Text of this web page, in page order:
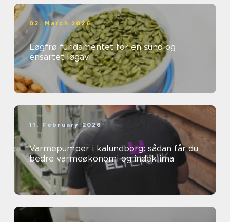
02. March 2026
Løgfrø fundamentet for en sund og
ensartet løgavl
11. February 2026
Varmepumper i kalundborg: sådan får du
bedre varmeøkonomi og indeklima